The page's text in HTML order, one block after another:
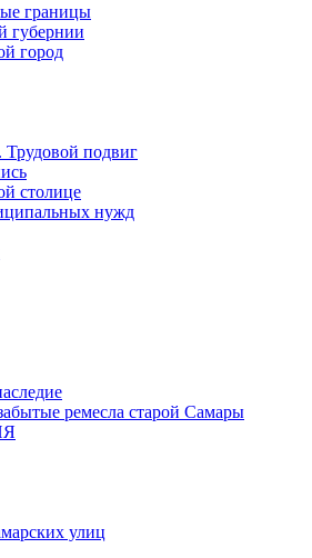
границы
губернии
город
подвиг
столице
нужд
ремесла старой Самары
улиц